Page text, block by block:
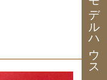
モデルハウス